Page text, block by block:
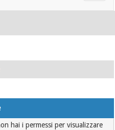
hai i permessi per visualizzare